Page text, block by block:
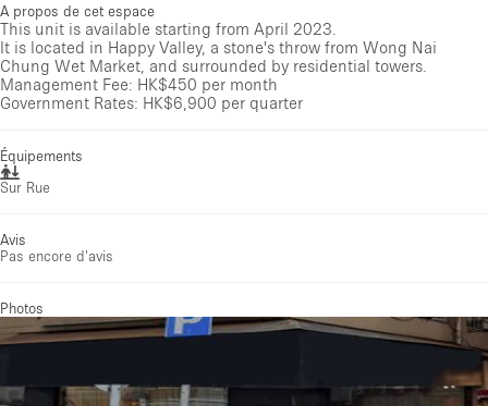
A propos de cet espace
This unit is available starting from April 2023.
It is located in Happy Valley, a stone's throw from Wong Nai
Chung Wet Market, and surrounded by residential towers.
Management Fee: HK$450 per month
Government Rates: HK$6,900 per quarter
Équipements
Sur Rue
Avis
Pas encore d'avis
Photos